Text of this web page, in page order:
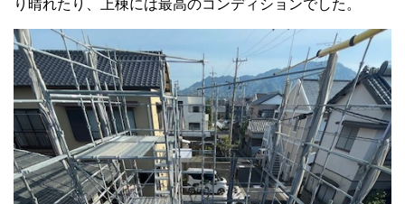
り晴れたり、上棟には最高のコンディションでした。